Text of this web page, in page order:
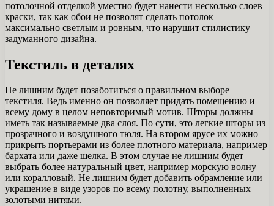
потолочной отделкой уместно будет нанести несколько слоев
краски, так как обои не позволят сделать потолок
максимально светлым и ровным, что нарушит стилистику
задуманного дизайна.
Текстиль в деталях
Не лишним будет позаботиться о правильном выборе
текстиля. Ведь именно он позволяет придать помещению и
всему дому в целом неповторимый мотив. Шторы должны
иметь так называемые два слоя. По сути, это легкие шторы из
прозрачного и воздушного тюля. На втором ярусе их можно
прикрыть портьерами из более плотного материала, например
бархата или даже шелка. В этом случае не лишним будет
выбрать более натуральный цвет, например морскую волну
или коралловый. Не лишним будет добавить обрамление или
украшение в виде узоров по всему полотну, выполненных
золотыми нитями.